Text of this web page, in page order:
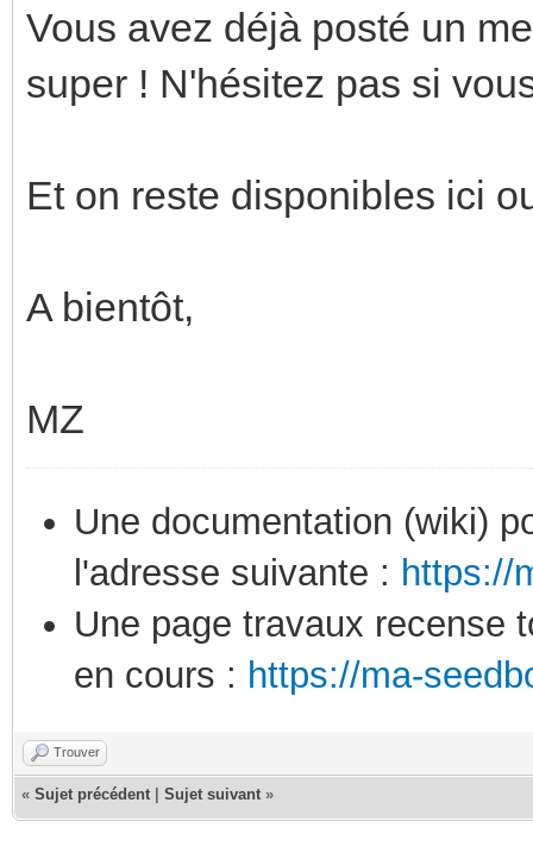
Vous avez déjà posté un
super ! N'hésitez pas si
Et on reste disponibles ici
A bientôt,
MZ
Une documentation (wiki)
l'adresse suivante : https://
Une page travaux recense
en cours : https://ma-
Trouver
« Sujet précédent Sujet suivant »